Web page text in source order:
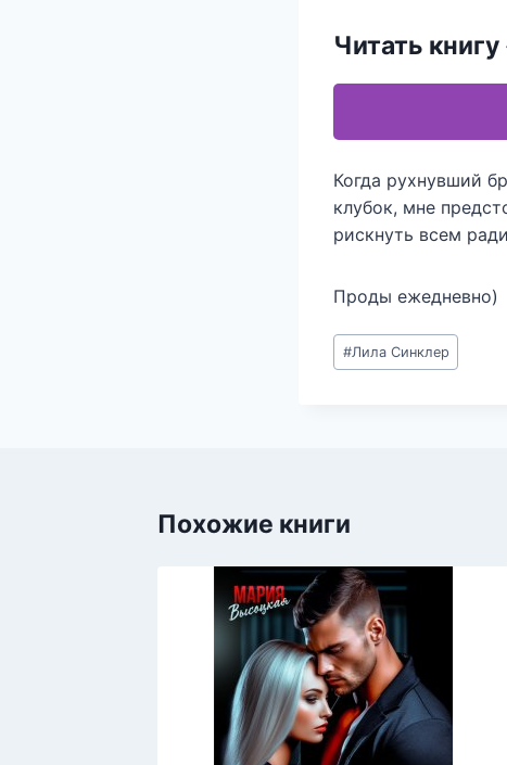
Читать
Когда рухнувший
клубок, мне
рискнуть всем
Проды ежедневно)
Метки
записи:
#Лила Синклер
Похожие книги